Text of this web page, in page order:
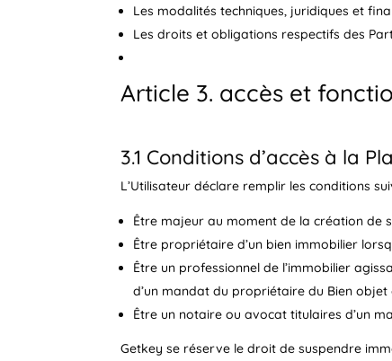
Les modalités techniques, juridiques et
Les droits et obligations respectifs des
Article 3. accès et
3.1 Conditions d’accès à la
L’Utilisateur déclare remplir les conditions
Être majeur au moment de la création de
Être propriétaire d’un bien immobilier
Être un professionnel de l’immobilier
d’un mandat du propriétaire du Bien
Être un notaire ou avocat titulaires d’un
Getkey se réserve le droit de suspendre